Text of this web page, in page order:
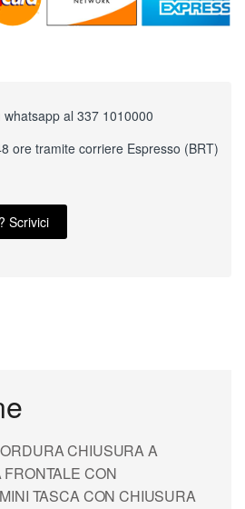
al 337 1010000
ore tramite corriere Espresso (BRT)
Scrivici
CHIUSURA A
CON
TASCA CON CHIUSURA